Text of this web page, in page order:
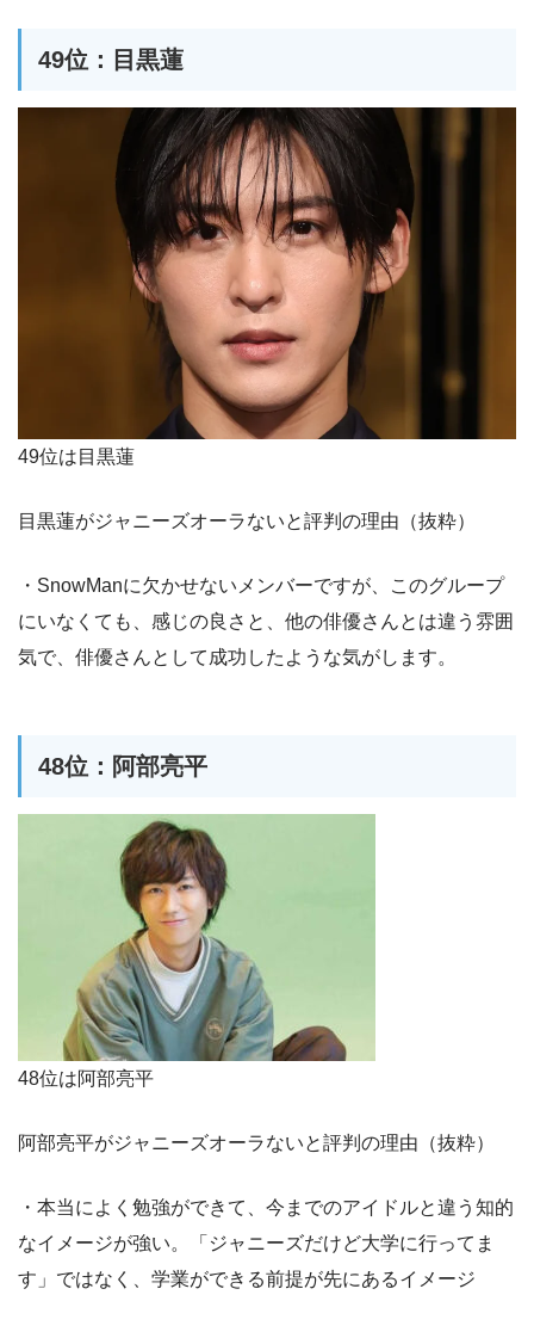
49位：目黒蓮
49位は目黒蓮
目黒蓮がジャニーズオーラないと評判の理由（抜粋）
・SnowManに欠かせないメンバーですが、このグループ
にいなくても、感じの良さと、他の俳優さんとは違う雰囲
気で、俳優さんとして成功したような気がします。
48位：阿部亮平
48位は阿部亮平
阿部亮平がジャニーズオーラないと評判の理由（抜粋）
・本当によく勉強ができて、今までのアイドルと違う知的
なイメージが強い。「ジャニーズだけど大学に行ってま
す」ではなく、学業ができる前提が先にあるイメージ